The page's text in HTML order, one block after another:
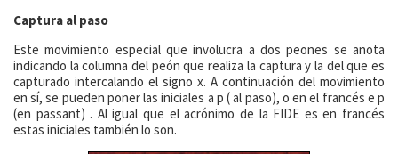
Captura al paso
Este movimiento especial que involucra a dos peones se anota
indicando la columna del peón que realiza la captura y la del que es
capturado intercalando el signo x. A continuación del movimiento
en sí, se pueden poner las iniciales a p ( al paso), o en el francés e p
(en passant) . Al igual que el acrónimo de la FIDE es en francés
estas iniciales también lo son.